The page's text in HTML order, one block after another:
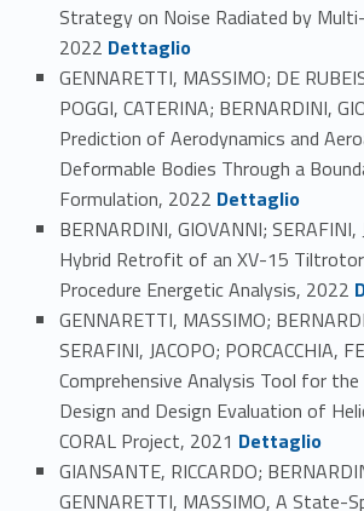
Strategy on Noise Radiated by
2022 Link identifier #identifier_person_110341-92
Dettaglio
GENNARETTI, MASSIMO; DE
POGGI, CATERINA; BERNARDINI,
Prediction of Aerodynamics and
Deformable Bodies Through a
Formulation, 2022 Link identifier #identifier_person_130273-93
Dettaglio
BERNARDINI, GIOVANNI; SERAFINI,
Hybrid Retrofit of an XV-15 Tiltrotor
Procedure Energetic Analysis, 2022 Link identifier #identifier_person_53379-94
GENNARETTI, MASSIMO;
SERAFINI, JACOPO; PORCACCHIA,
Comprehensive Analysis Tool for
Design and Design Evaluation of
CORAL Project, 2021 Link identifier #identifier_person_18227-95
Dettaglio
GIANSANTE, RICCARDO;
GENNARETTI, MASSIMO, A State-